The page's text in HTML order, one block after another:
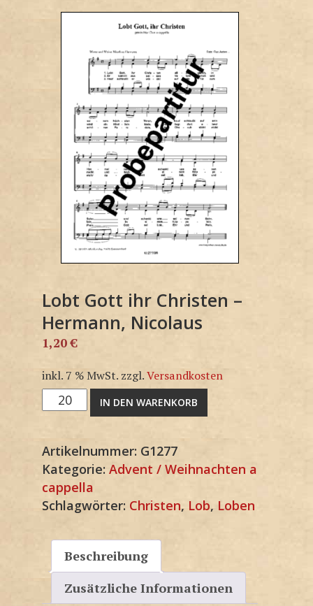
Lobt Gott ihr Christen –
Hermann, Nicolaus
1,20€
inkl. 7 % MwSt. zzgl.Versandkosten
Lobt
Gott
Christen
-
Hermann,
Nicolaus
IN DEN WARENKORB
Artikelnummer: G1277
Kategorie: Advent / Weihnachten a
cappella
Schlagwörter: Christen, Lob, Loben
Beschreibung
Zusätzliche Informationen